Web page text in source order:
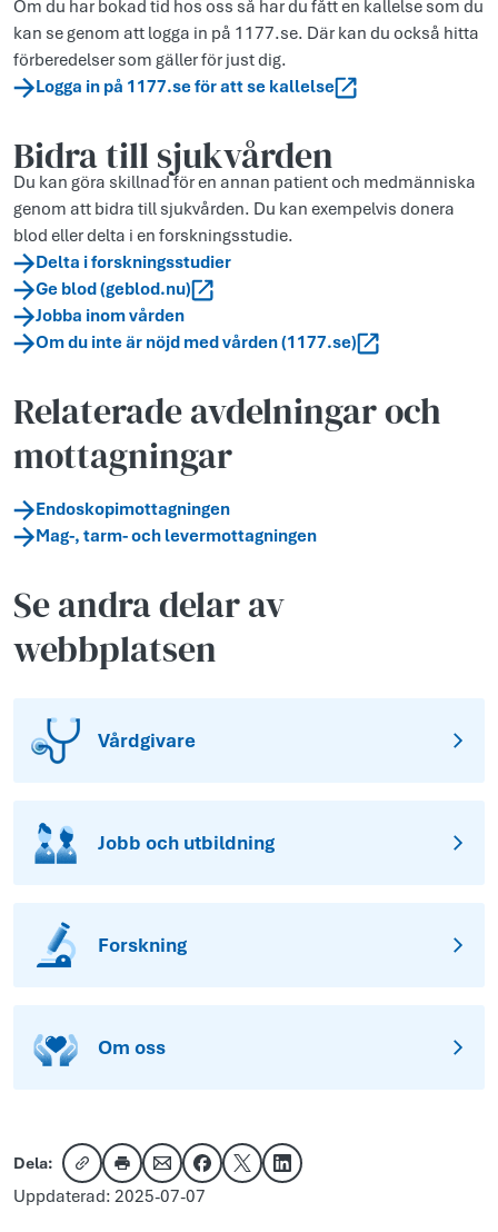
Om du har bokad tid hos oss så har du fått en kallelse som du
kan se genom att logga in på 1177.se. Där kan du också hitta
förberedelser som gäller för just dig.
Logga in på 1177.se för att se kallelse
Bidra till sjukvården
Du kan göra skillnad för en annan patient och medmänniska
genom att bidra till sjukvården. Du kan exempelvis donera
blod eller delta i en forskningsstudie.
Delta i forskningsstudier
Ge blod (geblod.nu)
Jobba inom vården
Om du inte är nöjd med vården (1177.se)
Relaterade avdelningar och
mottagningar
Endoskopimottagningen
Mag-, tarm- och levermottagningen
Se andra delar av
webbplatsen
Vårdgivare
Jobb och utbildning
Forskning
Om oss
Dela:
Kopiera länk
Skriv utDela via e-post
Dela på Facebook
Dela på XDela på LinkedIn
Uppdaterad: 2025-07-07